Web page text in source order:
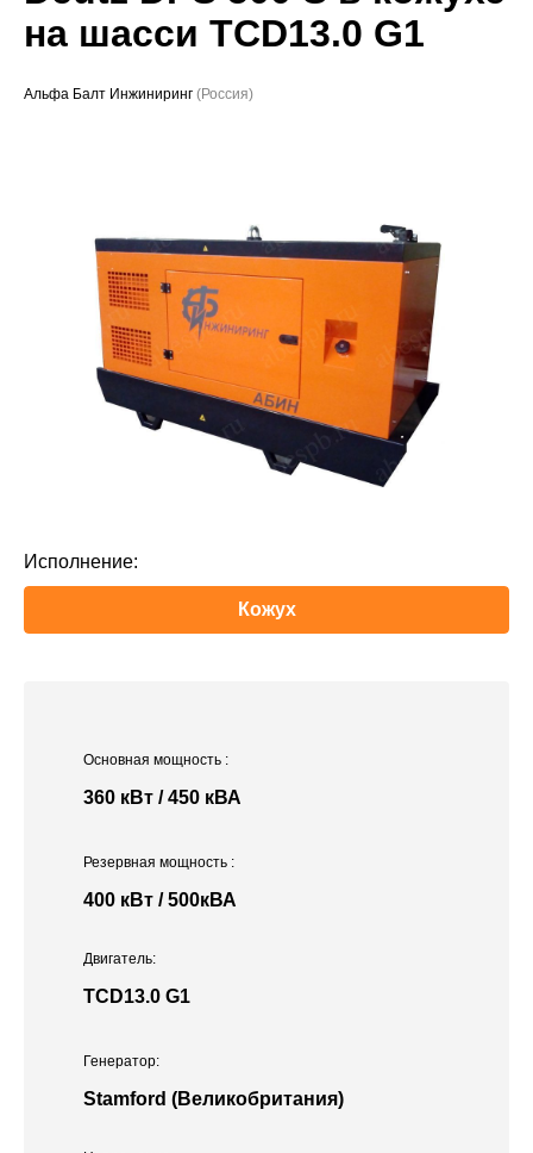
Проекты
на шасси TCD13.0 G1
Альфа Балт Инжиниринг (Россия)
Исполнение:
Кожух
Основная мощность :
360 кВт / 450 кВА
Двигатель:
TCD13.0 G1
Резервная мощность :
400 кВт / 500кВА
Генератор:
Stamford (Великобритания)